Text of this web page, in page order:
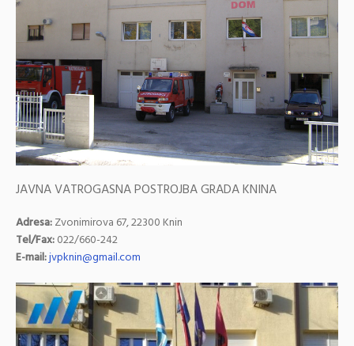
JAVNA VATROGASNA POSTROJBA GRADA KNINA
Adresa:Zvonimirova 67, 22300 Knin
Tel/Fax:022/660-242
E-mail:jvpknin@gmail.com